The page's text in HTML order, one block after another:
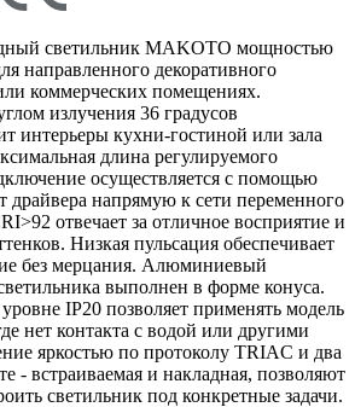
светильник MAKOTO мощностью
направленного декоративного
коммерческих помещениях.
излучения 36 градусов
интерьеры кухни-гостиной или зала
длина регулируемого
осуществляется с помощью
драйвера напрямую к сети переменного
отвечает за отличное восприятие и
Низкая пульсация обеспечивает
без мерцания. Алюминиевый
выполнен в форме конуса.
IP20 позволяет применять модель
нет контакта с водой или другими
яркостью по протоколу TRIAC и два
- встраиваемая и накладная, позволяют
светильник под конкретные задачи.